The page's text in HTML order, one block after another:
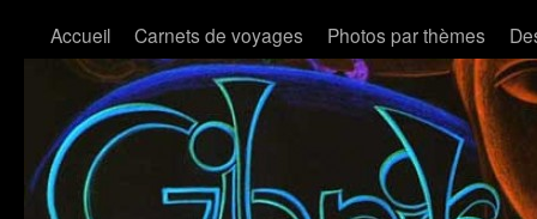
Accueil Carnets de voyages Photos par thèmes